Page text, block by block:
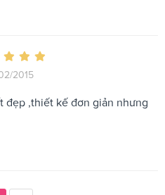
2015
đẹp ,thiết kế đơn giản nhưng